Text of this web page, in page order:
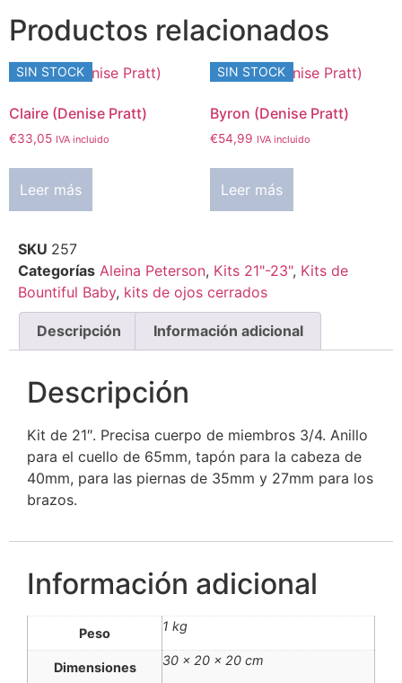
Productos relacionados
SIN STOCK
Claire (Denise Pratt)
€33,05 IVA incluido
Leer más
SIN STOCK
Byron (Denise Pratt)
€54,99 IVA incluido
Leer más
SKU 257
Categorías Aleina Peterson, Kits 21"-23", Kits de
Bountiful Baby, kits de ojos cerrados
Descripción Información adicional
Descripción
Kit de 21″. Precisa cuerpo de miembros 3/4. Anillo
para el cuello de 65mm, tapón para la cabeza de
40mm, para las piernas de 35mm y 27mm para los
brazos.
Información adicional
Peso 1 kg
Dimensiones 30 × 20 × 20 cm